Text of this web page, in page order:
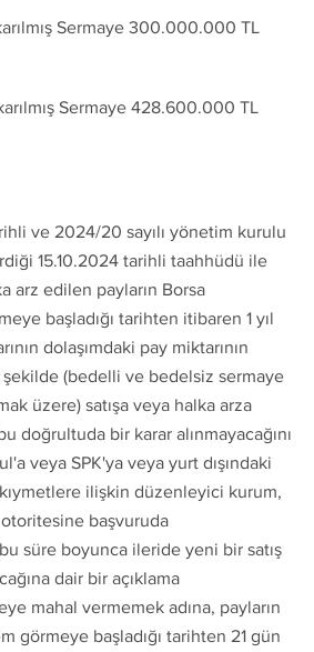
Sermaye 300.000.000 TL
Sermaye 428.600.000 TL
ve 2024/20 sayılı yönetim kurulu
15.10.2024 tarihli taahhüdü ile
arz edilen payların Borsa
başladığı tarihten itibaren 1 yıl
dolaşımdaki pay miktarının
şekilde (bedelli ve bedelsiz sermaye
üzere) satışa veya halka arza
doğrultuda bir karar alınmayacağını
veya SPK'ya veya yurt dışındaki
ilişkin düzenleyici kurum,
başvuruda
süre boyunca ileride yeni bir satış
dair bir açıklama
mahal vermemek adına, payların
görmeye başladığı tarihten 21 gün